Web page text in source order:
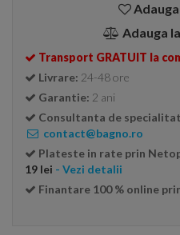
Adauga
Transport GRATUIT la
Livrare: 24-48 ore
Garantie: 2 ani
Consultanta de
contact@bagno.ro
Plateste in rate prin
19 lei - Vezi detalii
Finantare 100 % online